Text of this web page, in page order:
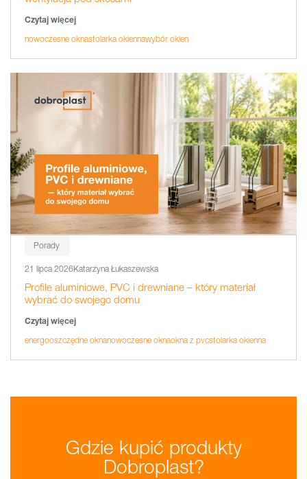
Czytaj więcej
nowoczesne oknastolarka okiennawybór okien
Porady
21 lipca 2026Katarzyna Łukaszewska
Profile aluminiowe, PVC i drewniane – który materiał
wybrać do swojego domu
Czytaj więcej
energooszczędne oknanowoczesne oknaokna z pvcstolarka okienna
Gdzie kupić produkty
Dobroplast?